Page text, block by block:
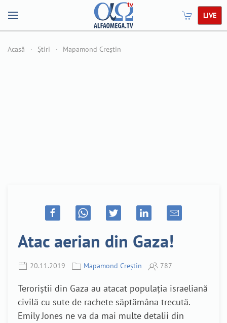
LIVE
Acasă Știri Mapamond Creștin
Atac aerian din Gaza!
20.11.2019 Mapamond Creștin 787
Teroriștii din Gaza au atacat populația israeliană
civilă cu sute de rachete săptămâna trecută.
Emily Jones ne va da mai multe detalii din